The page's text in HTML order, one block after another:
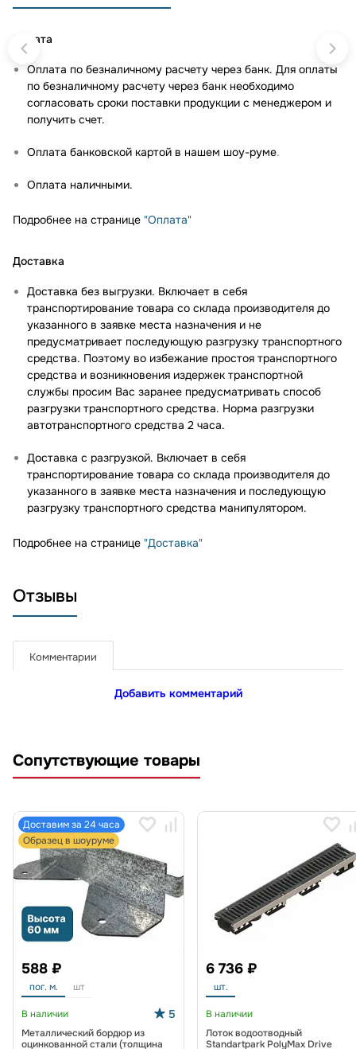
Оплата
Оплата по безналичному расчету через банк. Для оплаты
по безналичному расчету через банк необходимо
согласовать сроки поставки продукции с менеджером и
получить счет.
Оплата банковской картой в нашем шоу-руме.
Оплата наличными.
Подробнее на странице "Оплата"
Доставка
Доставка без выгрузки. Включает в себя
транспортирование товара со склада производителя до
указанного в заявке места назначения и не
предусматривает последующую разгрузку транспортного
средства. Поэтому во избежание простоя транспортного
средства и возникновения издержек транспортной
службы просим Вас заранее предусматривать способ
разгрузки транспортного средства. Норма разгрузки
автотранспортного средства 2 часа.
Доставка с разгрузкой. Включает в себя
транспортирование товара со склада производителя до
указанного в заявке места назначения и последующую
разгрузку транспортного средства манипулятором.
Подробнее на странице "Доставка"
Отзывы
Комментарии
Добавить комментарий
Сопутствующие товары
Доставим за 24 часа
Образец в шоуруме
588 ₽
пог. м. шт
В наличии 5
Металлический бордюр из
оцинкованной стали (толщина
6 736 ₽
шт.
В наличии
Лоток водоотводный
Standartpark PolyMax Drive